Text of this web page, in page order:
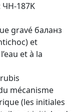
187K
gravé бaлaнз
et
et à la
mécanisme
(les initiales